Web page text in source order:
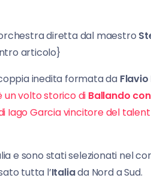
diretta dal maestro
articolo}
inedita formata da
un volto storico di Ballando
Iago Garcia vincitore del
e sono stati selezionati nel
tutta l’Italiada Nord a Sud.